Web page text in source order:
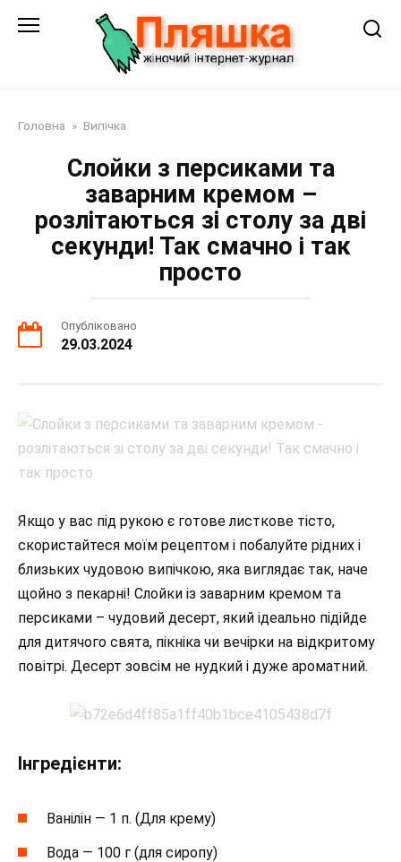
Головна » Випічка
Слойки з персиками та
заварним кремом –
розлітаються зі столу за дві
секунди! Так смачно і так
просто
Опубліковано
29.03.2024
Якщо у вас під рукою є готове листкове тісто,
скористайтеся моїм рецептом і побалуйте рідних і
близьких чудовою випічкою, яка виглядає так, наче
щойно з пекарні! Слойки із заварним кремом та
персиками – чудовий десерт, який ідеально підійде
для дитячого свята, пікніка чи вечірки на відкритому
повітрі. Десерт зовсім не нудкий і дуже ароматний.
Інгредієнти:
Ванілін — 1 п. (Для крему)
Вода — 100 г (для сиропу)